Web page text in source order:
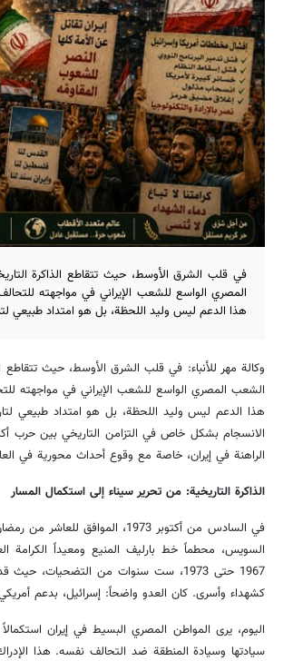
في قلب الشرق الأوسط، حيث تتقاطع الذاكرة
المصري الواسع للشعب الإيراني في مواجهته
هذا الدعم ليس وليد اللحظة، بل هو امتداد طبيعي
وکالة مهر للأنباء: في قلب الشرق الأوسط، حيث تتقاطع
الشعب المصري الواسع للشعب الإيراني في مواجهته
هذا الدعم ليس وليد اللحظة، بل هو امتداد طبيعي
الراهنة في إيران، خاصة مع وقوع أحداث محورية في
الذاكرة التاريخية: من تحرير سيناء إلى استكمال المسار
1967 حتى 1973، ست سنوات من
كشهداء وأسرى. كان العدو واضحاً: إسرائيل، بدعم
اليوم، يرى المواطن المصري البسيط في إيران
سيادتها وسيادة المنطقة ضد التحالف نفسه. هذا